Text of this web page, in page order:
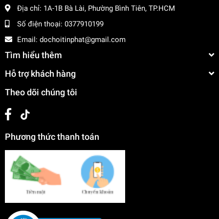
Chất liệu:
Simili
Màu sắc túi:
Bộ sản phẩm bao gồm:
cầu nhựa, 1 Túi đựng simili có quai đeo
Độ tuổi phù hợp:
Hướng Dẫn Sử Dụng
Mở kéo khóa túi simili và lấy vợt cùng trái cầu ra
ngoài.
Hướng dẫn bé cầm vợt đúng cách ở phần cán tay
cầm có lớp bọc chống trượt.
Bé có thể chơi đánh cầu đơn, đánh đôi cùng bạn bè
hoặc bố mẹ ở không gian rộng rãi như sân nhà, công
Địa chỉ: 1A-1B Bà Lài, Phường Bình Tiên, TP.HCM
Số điện thoại: 0377910199
Email: dochoitinphat@gmail.com
Tìm hiểu thêm
Hỗ trợ khách hàng
Theo dõi chúng tôi
Phương thức thanh toán